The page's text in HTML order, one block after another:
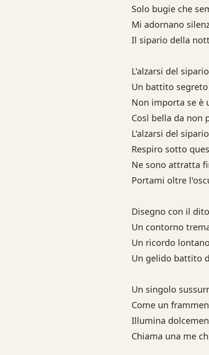
Solo bugie che
Mi adornano
Il sipario della
L'alzarsi del
Un battito
Non importa se è
Così bella da non
L'alzarsi del
Respiro sotto
Ne sono attratta
Portami oltre
Disegno con il
Un contorno
Un ricordo
Un gelido battito
Un singolo
Come un
Illumina
Chiama una me